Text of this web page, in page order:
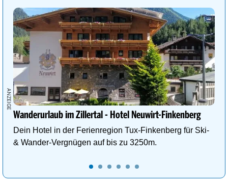
Wanderurlaub im Zillertal - Hotel Neuwirt-Finkenberg
Dein Hotel in der Ferienregion Tux-Finkenberg für Ski-
& Wander-Vergnügen auf bis zu 3250m.